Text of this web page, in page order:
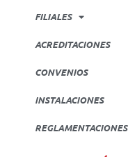
FILIALES
ACREDITACIONES
CONVENIOS
INSTALACIONES
REGLAMENTACIONES